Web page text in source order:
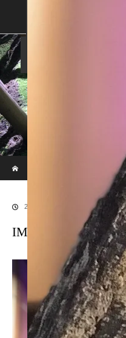
現代のサム
IMG_1153
2017.12.3
IMG_1153